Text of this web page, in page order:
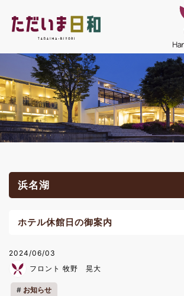
浜名湖
ホテル休館日の御案内
2024/06/03
フロント 牧野 晃大
お知らせ